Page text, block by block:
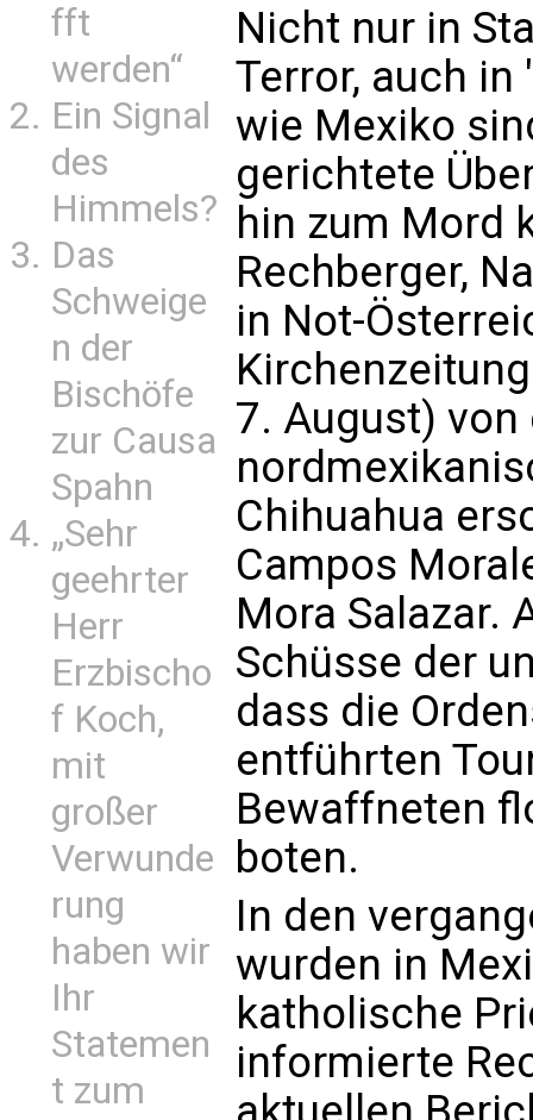
fft
werden“
Ein Signal
des
Himmels?
Das
Schweige
n der
Bischöfe
zur Causa
Spahn
„Sehr
geehrter
Herr
Erzbischo
f Koch,
mit
großer
Verwunde
rung
haben wir
Ihr
Statemen
t zum
Nicht nur in
Terror, auch
wie Mexiko
gerichtete
hin zum Mord
Rechberger,
in Not-
7. August)
Chihuahua
Campos
Mora Salazar.
Schüsse der
dass die
entführten
Bewaffneten
boten.
In den
wurden in
katholische
informierte